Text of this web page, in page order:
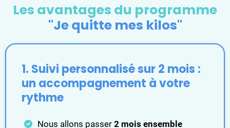
Les avantages du programme
"Je quitte mes kilos"
1. Suivi personnalisé sur 2 mois :
un accompagnement à votre
rythme
Nous allons passer 2 mois ensemble